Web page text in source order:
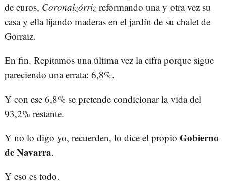
de euros, Coronalzórriz reformando una y otra vez su
casa y ella lijando maderas en el jardín de su chalet de
Gorraiz.
En fin. Repitamos una última vez la cifra porque sigue
pareciendo una errata: 6,8%.
Y con ese 6,8% se pretende condicionar la vida del
93,2% restante.
Y no lo digo yo, recuerden, lo dice el propio Gobierno
de Navarra.
Y eso es todo.